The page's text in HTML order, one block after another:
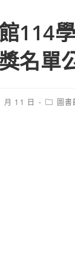
114
名單
月 11 日
Post圖書